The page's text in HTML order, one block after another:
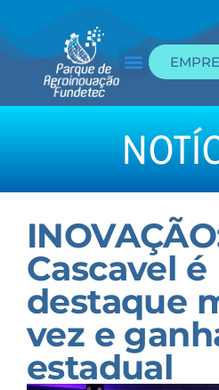
Cascavel é
destaque
vez e
estadual